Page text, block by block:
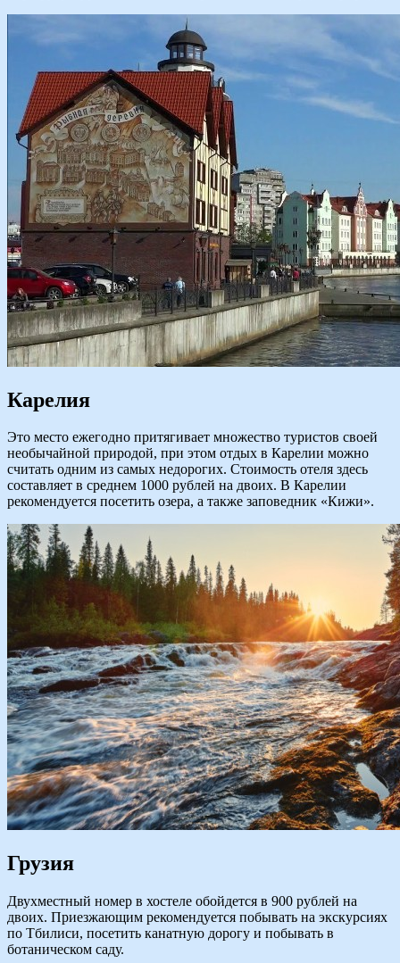
Карелия
Это место ежегодно притягивает множество туристов своей
необычайной природой, при этом отдых в Карелии можно
считать одним из самых недорогих. Стоимость отеля здесь
составляет в среднем 1000 рублей на двоих. В Карелии
рекомендуется посетить озера, а также заповедник «Кижи».
Грузия
Двухместный номер в хостеле обойдется в 900 рублей на
двоих. Приезжающим рекомендуется побывать на экскурсиях
по Тбилиси, посетить канатную дорогу и побывать в
ботаническом саду.